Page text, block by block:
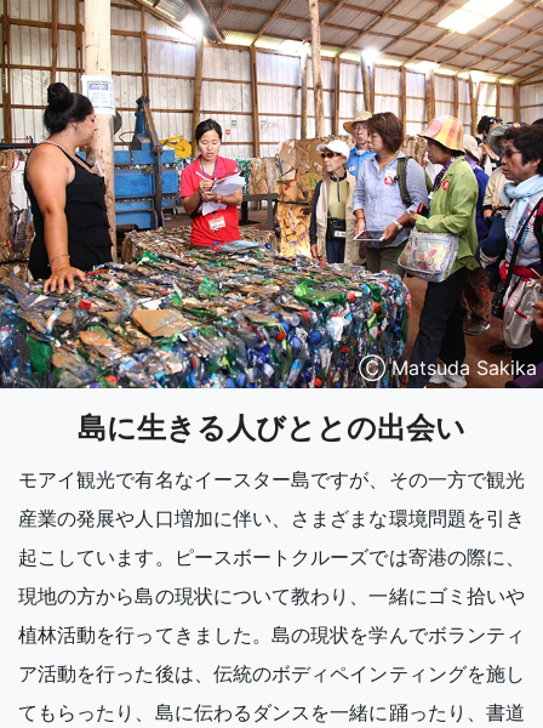
Ⓒ Matsuda Sakika
島に生きる人びととの出会い
モアイ観光で有名なイースター島ですが、その一方で観光
産業の発展や人口増加に伴い、さまざまな環境問題を引き
起こしています。ピースボートクルーズでは寄港の際に、
現地の方から島の現状について教わり、一緒にゴミ拾いや
植林活動を行ってきました。島の現状を学んでボランティ
ア活動を行った後は、伝統のボディペインティングを施し
てもらったり、島に伝わるダンスを一緒に踊ったり、書道